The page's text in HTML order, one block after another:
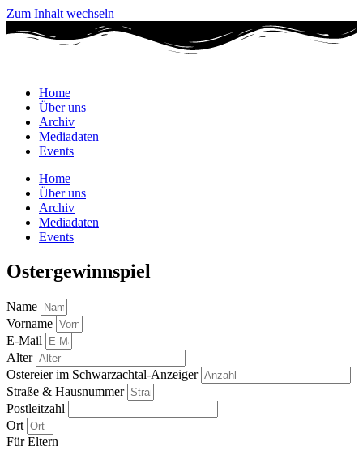
Zum Inhalt wechseln
Home
Über uns
Archiv
Mediadaten
Events
Home
Über uns
Archiv
Mediadaten
Events
Ostergewinnspiel
Name
Vorname
E-Mail
Alter
Ostereier im Schwarzachtal-Anzeiger
Straße & Hausnummer
Postleitzahl
Ort
Für Eltern